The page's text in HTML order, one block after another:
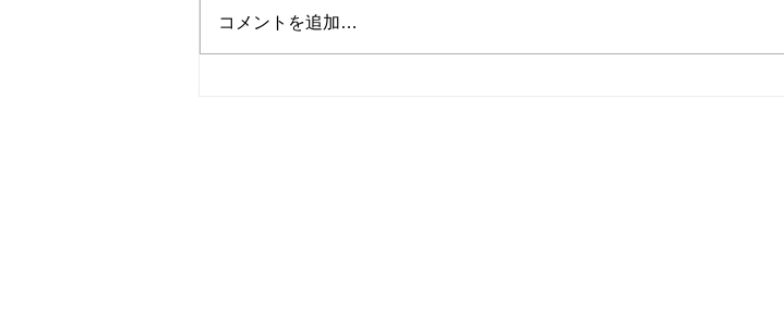
2/27 今日の献立
コメントを追加…